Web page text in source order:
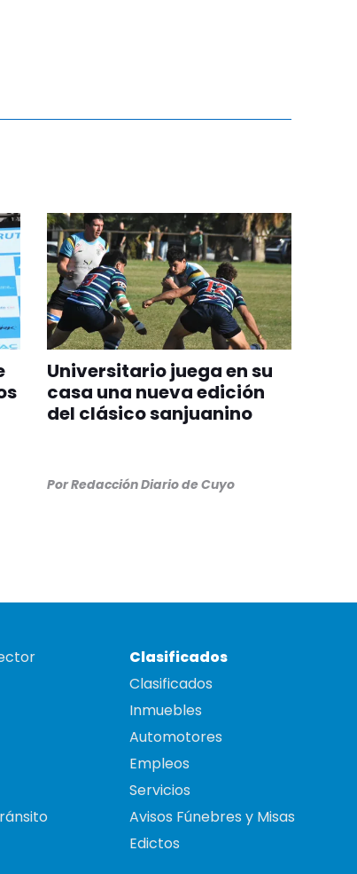
Universitario juega en su
casa una nueva edición
del clásico sanjuanino
PorRedacción Diario de Cuyo
Clasificados
Clasificados
Inmuebles
Automotores
Empleos
Servicios
Avisos Fúnebres y Misas
Edictos